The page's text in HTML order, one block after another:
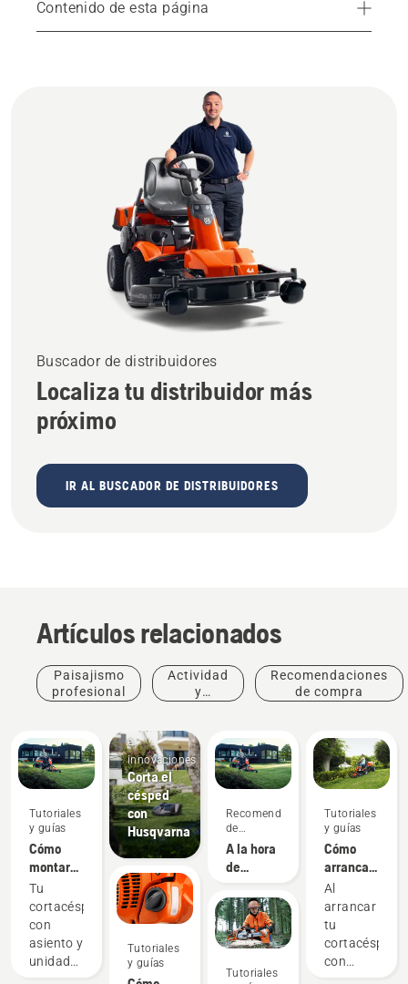
Contenido de esta página
Encuentra tu distribuidor local
Buscador de distribuidores
Localiza tu distribuidor más
próximo
IR AL BUSCADOR DE DISTRIBUIDORES
Artículos relacionados
Paisajismo
profesional
Actividad
y
Recomendaciones
de compra
Tutoriales
y guías
Cómo
montar
un
equipo
de corte
en tu
cortacésped
Tu
cortacésped
con
asiento y
unidad
e
innovaciones
Corta el
césped
con
Husqvarna
Tutoriales
y guías
Recomendaciones
de
compra
A la hora
de
un
cortacésped
con
hay que
Tutoriales
Tutoriales
y guías
Cómo
arrancar
tu
cortacésped
con
asiento y
unidad
Al
arrancar
tu
cortacésped
con